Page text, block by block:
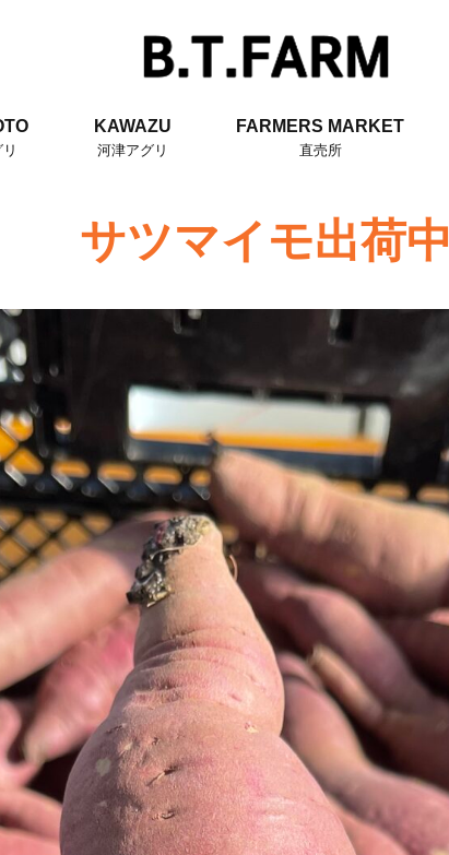
KAWAZU
河津アグリ
FARMERS MARKET
直売所
サツマイモ出荷中